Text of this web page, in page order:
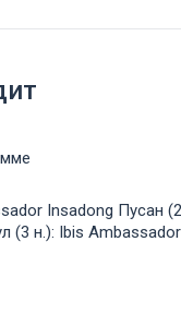
Insadong Пусан
(3 н.): Ibis